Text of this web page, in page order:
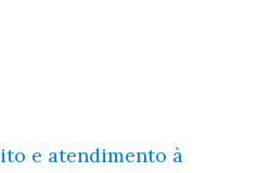
e atendimento à